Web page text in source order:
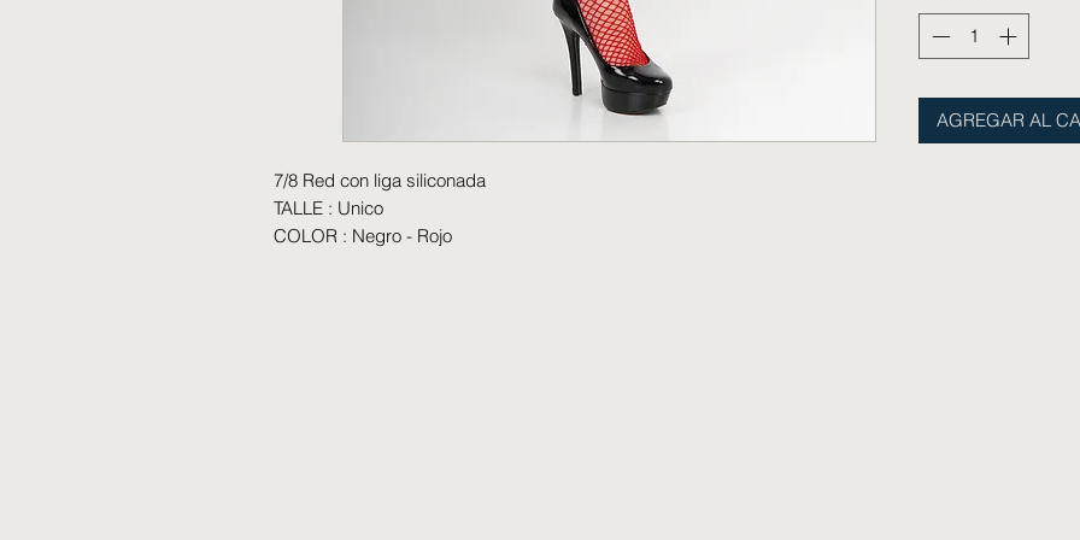
7/8 Red con liga siliconada
TALLE : Unico
COLOR : Negro - Rojo
AGREGAR AL